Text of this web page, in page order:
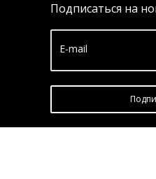
Подписаться на
E-mail